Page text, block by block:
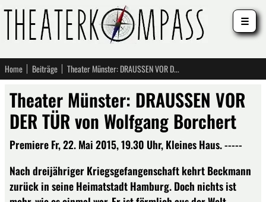
Home Beiträge Theater Münster: DRAUSSEN VOR DER TÜR von Wolfgang Borchert
Theater Münster: DRAUSSEN VOR
DER TÜR von Wolfgang Borchert
Premiere Fr, 22. Mai 2015, 19.30 Uhr, Kleines Haus. -----
Nach dreijähriger Kriegsgefangenschaft kehrt Beckmann
zurück in seine Heimatstadt Hamburg. Doch nichts ist
☰